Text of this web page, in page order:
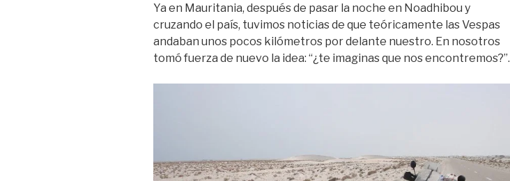
Ya en Mauritania, después de pasar la noche en Noadhibou y
cruzando el país, tuvimos noticias de que teóricamente las Vespas
andaban unos pocos kilómetros por delante nuestro. En nosotros
tomó fuerza de nuevo la idea: “¿te imaginas que nos encontremos?”.